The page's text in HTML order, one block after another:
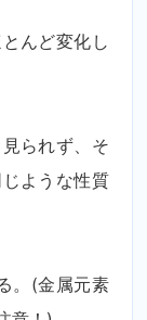
んど変化し
られず、そ
ような性質
。(金属元素